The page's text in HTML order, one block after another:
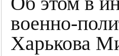
военно-
Харькова